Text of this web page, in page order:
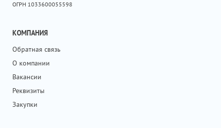
ОГРН 1033600055598
КОМПАНИЯ
Обратная связь
О компании
Вакансии
Реквизиты
Закупки